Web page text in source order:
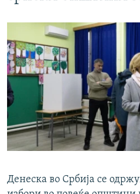
Денеска во Србија се